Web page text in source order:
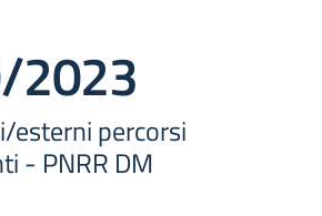
2023
esterni percorsi
- PNRR DM